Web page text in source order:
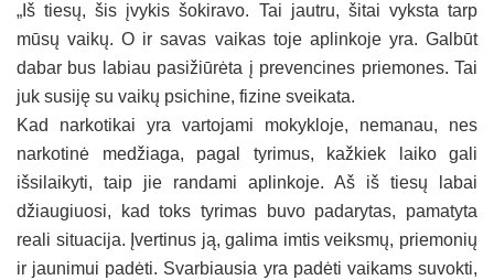
„Iš tiesų, šis įvykis šokiravo. Tai jautru, šitai vyksta tarp
mūsų vaikų. O ir savas vaikas toje aplinkoje yra. Galbūt
dabar bus labiau pasižiūrėta į prevencines priemones. Tai
juk susiję su vaikų psichine, fizine sveikata.
Kad narkotikai yra vartojami mokykloje, nemanau, nes
narkotinė medžiaga, pagal tyrimus, kažkiek laiko gali
išsilaikyti, taip jie randami aplinkoje. Aš iš tiesų labai
džiaugiuosi, kad toks tyrimas buvo padarytas, pamatyta
reali situacija. Įvertinus ją, galima imtis veiksmų, priemonių
ir jaunimui padėti. Svarbiausia yra padėti vaikams suvokti,